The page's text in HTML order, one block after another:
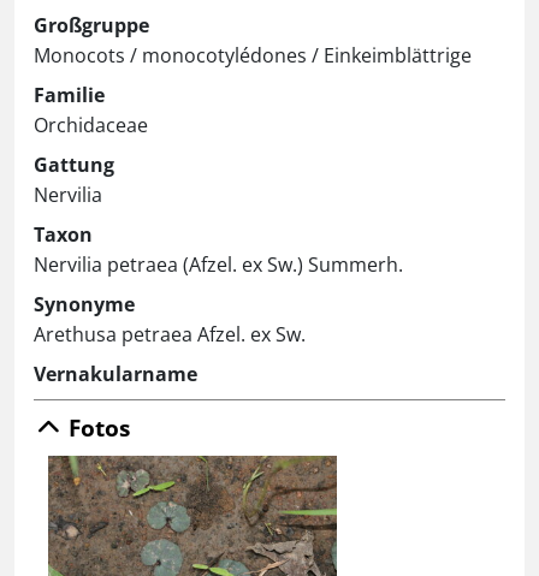
Großgruppe
Monocots / monocotylédones / Einkeimblättrige
Familie
Orchidaceae
Gattung
Nervilia
Taxon
Nervilia petraea (Afzel. ex Sw.) Summerh.
Synonyme
Arethusa petraea Afzel. ex Sw.
Vernakularname
Fotos